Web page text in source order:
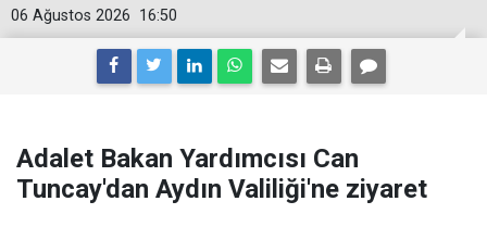
16:50
06 Ağustos 2026
Adalet Bakan Yardımcısı Can
Tuncay'dan Aydın Valiliği'ne ziyaret